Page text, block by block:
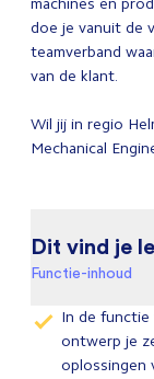
machines en
doe je vanuit de
teamverband
van de klant.
Wil jij in regio
Mechanical
Dit vind je
Functie-inhoud
In de functie
ontwerp je
oplossingen